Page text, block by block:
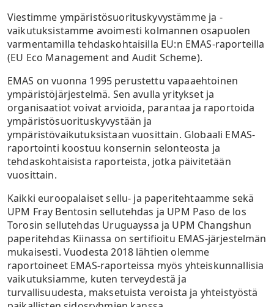
Viestimme ympäristösuorituskyvystämme ja -
vaikutuksistamme avoimesti kolmannen osapuolen
varmentamilla tehdaskohtaisilla EU:n EMAS-raporteilla
(EU Eco Management and Audit Scheme).
EMAS on vuonna 1995 perustettu vapaaehtoinen
ympäristöjärjestelmä. Sen avulla yritykset ja
organisaatiot voivat arvioida, parantaa ja raportoida
ympäristösuorituskyvystään ja
ympäristövaikutuksistaan vuosittain. Globaali EMAS-
raportointi koostuu konsernin selonteosta ja
tehdaskohtaisista raporteista, jotka päivitetään
vuosittain.
Kaikki euroopalaiset sellu- ja paperitehtaamme sekä
UPM Fray Bentosin sellutehdas ja UPM Paso de los
Torosin sellutehdas Uruguayssa ja UPM Changshun
paperitehdas Kiinassa on sertifioitu EMAS-järjestelmän
mukaisesti. Vuodesta 2018 lähtien olemme
raportoineet EMAS-raporteissa myös yhteiskunnallisia
vaikutuksiamme, kuten terveydestä ja
turvallisuudesta, maksetuista veroista ja yhteistyöstä